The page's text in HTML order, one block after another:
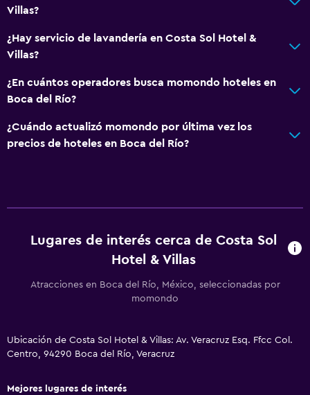
Villas?
¿Hay servicio de lavandería en Costa Sol Hotel &
Villas?
¿En cuántos operadores busca momondo hoteles en
Boca del Río?
¿Cuándo actualizó momondo por última vez los
precios de hoteles en Boca del Río?
Lugares de interés cerca de Costa Sol
Hotel & Villas
Atracciones en Boca del Río, México, seleccionadas por
momondo
Ubicación de Costa Sol Hotel & Villas: Av. Veracruz Esq. Ffcc Col.
Centro, 94290 Boca del Río, Veracruz
Mejores lugares de interés